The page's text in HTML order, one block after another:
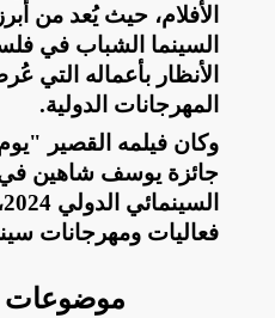
الأفلام، حيث يُعد من
السينما الشباب في
الأنظار بأعماله
المهرجانات الدولية.
وكان فيلمه القصير
جائزة يوسف شاهين في
فعاليات ومهرجانات